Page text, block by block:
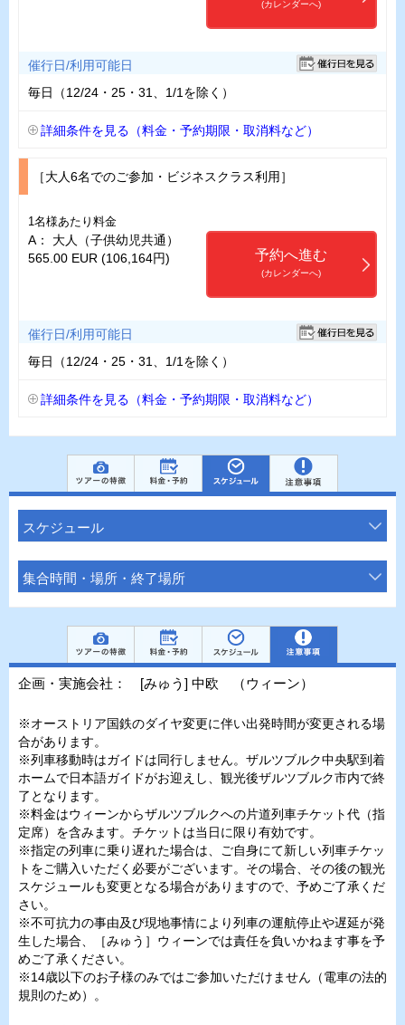
(カレンダーへ)
催行日/利用可能日
毎日（12/24・25・31、1/1を除く）
詳細条件を見る（料金・予約期限・取消料など）
［大人6名でのご参加・ビジネスクラス利用］
1名様あたり料金
A： 大人（子供幼児共通）
565.00 EUR (106,164円)
予約へ進む
(カレンダーへ)
催行日/利用可能日
毎日（12/24・25・31、1/1を除く）
詳細条件を見る（料金・予約期限・取消料など）
スケジュール
集合時間・場所・終了場所
企画・実施会社： [みゅう] 中欧 （ウィーン）
※オーストリア国鉄のダイヤ変更に伴い出発時間が変更される場
合があります。
※列車移動時はガイドは同行しません。ザルツブルク中央駅到着
ホームで日本語ガイドがお迎えし、観光後ザルツブルク市内で終
了となります。
※料金はウィーンからザルツブルクへの片道列車チケット代（指
定席）を含みます。チケットは当日に限り有効です。
※指定の列車に乗り遅れた場合は、ご自身にて新しい列車チケッ
トをご購入いただく必要がございます。その場合、その後の観光
スケジュールも変更となる場合がありますので、予めご了承くだ
さい。
※不可抗力の事由及び現地事情により列車の運航停止や遅延が発
生した場合、［みゅう］ウィーンでは責任を負いかねます事を予
めご了承ください。
※14歳以下のお子様のみではご参加いただけません（電車の法的
規則のため）。